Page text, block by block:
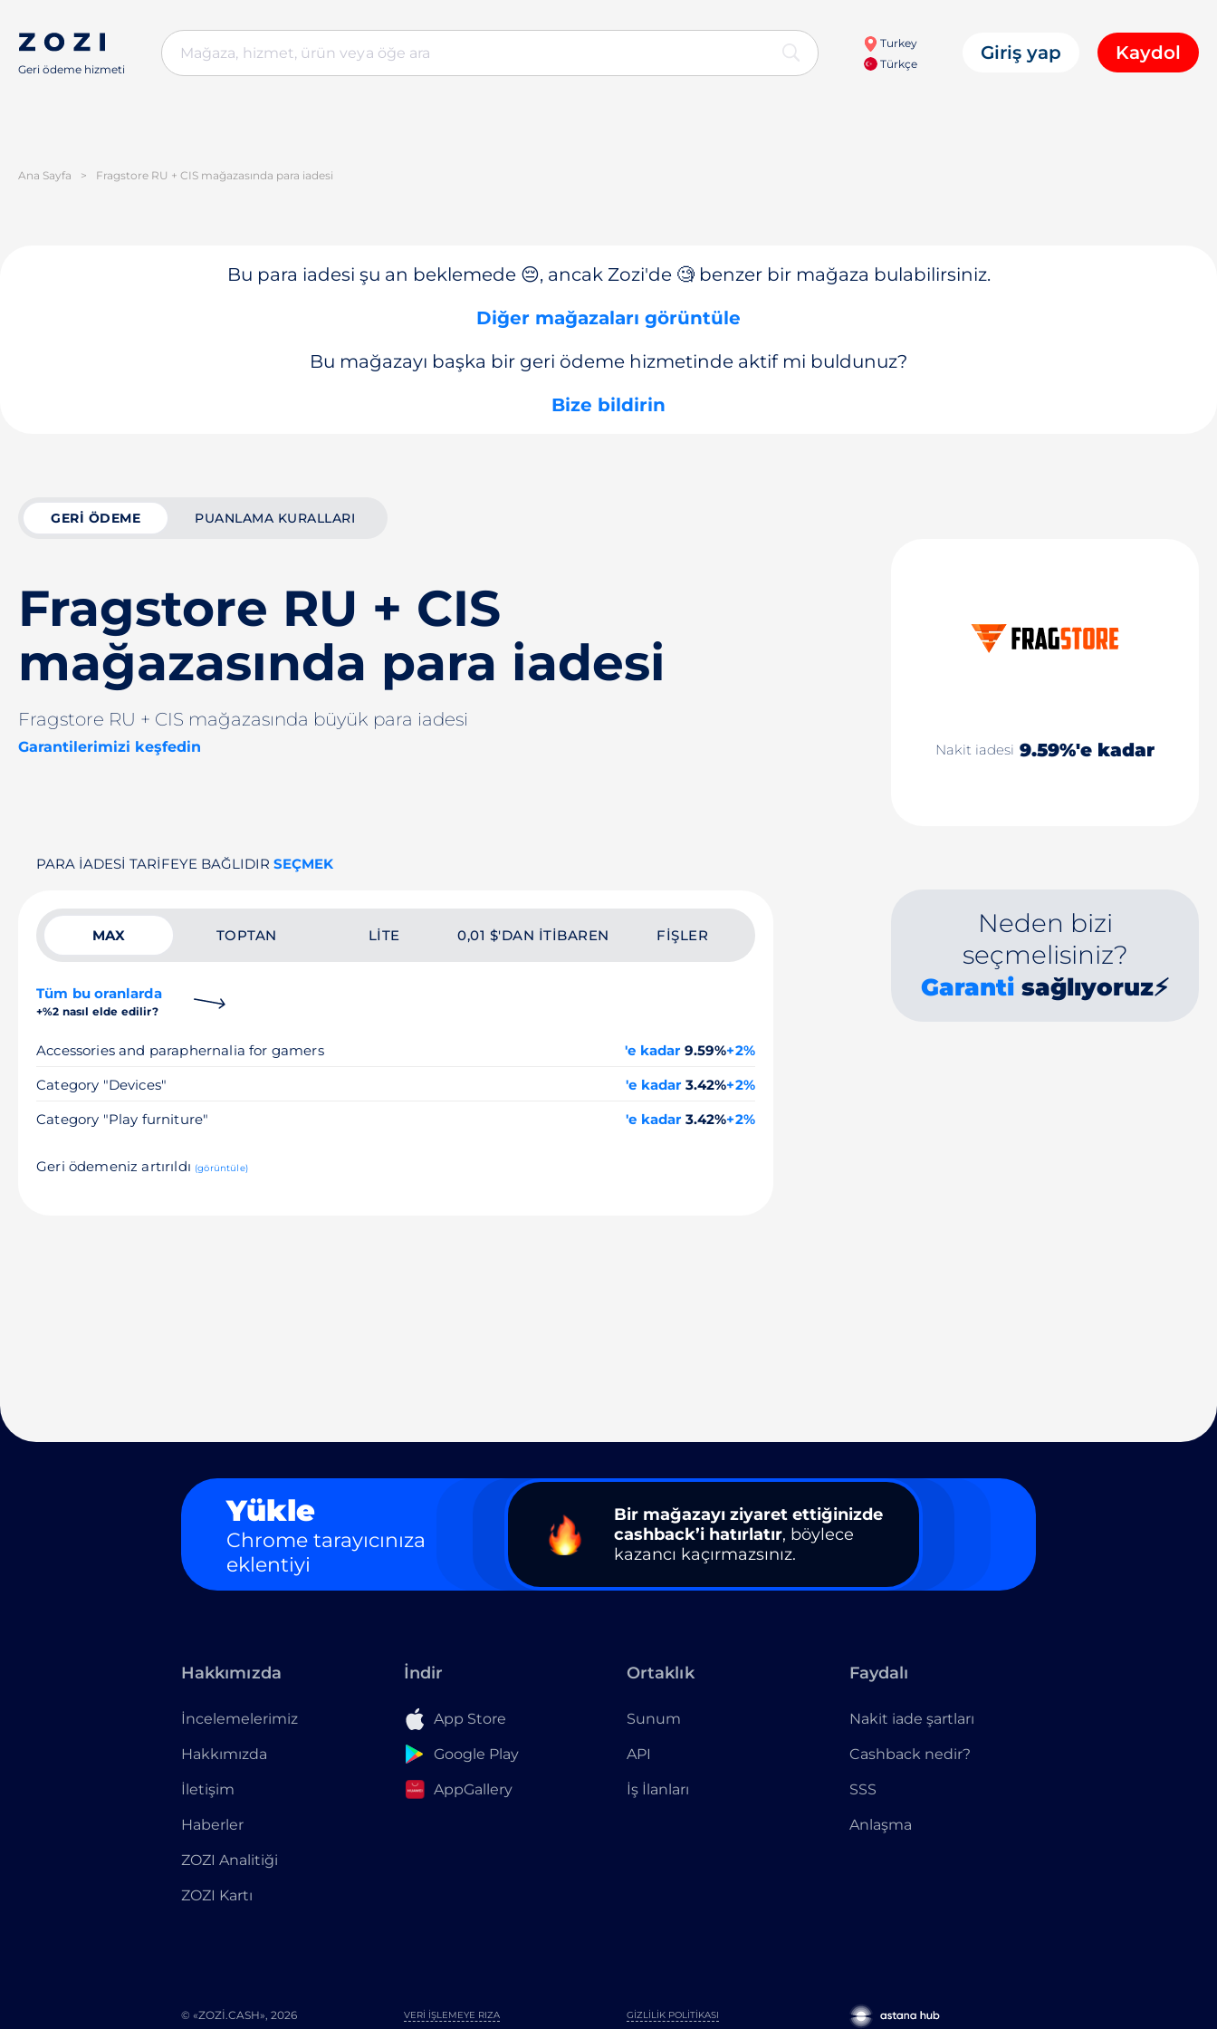
Geri ödeme hizmeti
Turkey
Türkçe
Giriş yap Kaydol
Ana Sayfa > Fragstore RU + CIS mağazasında para iadesi
Bu para iadesi şu an beklemede 😔, ancak Zozi'de 🧐 benzer bir mağaza bulabilirsiniz.
Diğer mağazaları görüntüle
Bu mağazayı başka bir geri ödeme hizmetinde aktif mi buldunuz?
Bize bildirin
GERI ÖDEME PUANLAMA KURALLARI
Fragstore RU + CIS
mağazasında para iadesi
Fragstore RU + CIS mağazasında büyük para iadesi
Garantilerimizi keşfedin Nakit iadesi 9.59%'e kadar
PARA IADESI TARIFEYE BAĞLIDIR SEÇMEK
MAX TOPTAN LITE 0,01 $'DAN ITIBAREN FIŞLER
Tüm bu oranlarda
+%2 nasıl elde edilir?
Accessories and paraphernalia for gamers 'e kadar9.59%+2%
Category "Devices"
'e kadar3.42%+2%
Category "Play furniture"
'e kadar3.42%+2%
Geri ödemeniz artırıldı (görüntüle)
Neden bizi
seçmelisiniz?
Garanti sağlıyoruz⚡
Yükle
Chrome tarayıcınıza
eklentiyi
Bir mağazayı ziyaret ettiğinizde
cashback’i hatırlatır, böylece
kazancı kaçırmazsınız.
Hakkımızda
İncelemelerimiz
Hakkımızda
İletişim
Haberler
ZOZI Analitiği
ZOZI Kartı
İndir
App Store
Google Play
AppGallery
Ortaklık
Sunum
API
İş İlanları
Faydalı
Nakit iade şartları
Cashback nedir?
SSS
Anlaşma
© «ZOZI.CASH», 2026 GIZLILIK POLITIKASI
VERI İŞLEMEYE RIZA